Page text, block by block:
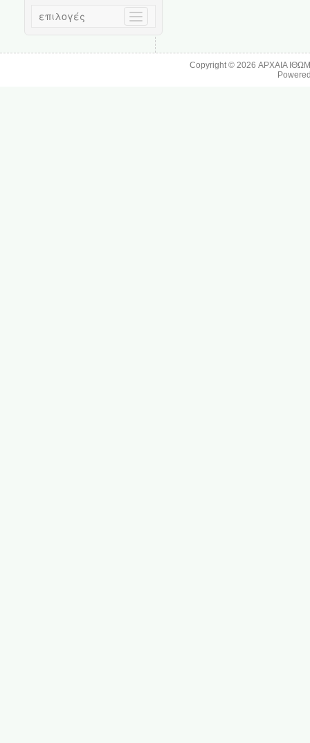
Copyright © 2026ΑΡΧΑΙΑ